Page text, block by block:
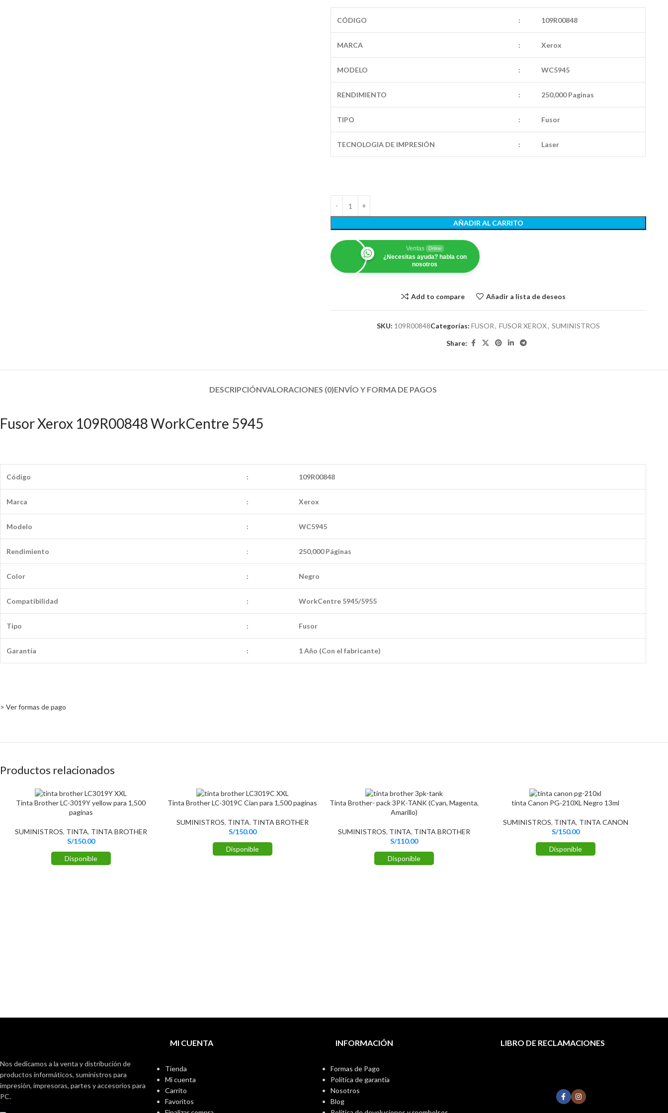
CÓDIGO : 109R00848
MARCA : Xerox
MODELO : WC5945
RENDIMIENTO : 250,000 Paginas
TIPO : Fusor
TECNOLOGIA DE IMPRESIÓN : Laser
AÑADIR AL CARRITO
Ventas Online
¿Necesitas ayuda? habla con
nosotros
Add to compare Añadir a lista de deseos
SKU: 109R00848Categorías: FUSOR, FUSOR XEROX, SUMINISTROS
Share:
DESCRIPCIÓNVALORACIONES (0)ENVÍO Y FORMA DE PAGOS​
Fusor Xerox 109R00848 WorkCentre 5945
Código : 109R00848
Marca : Xerox
Modelo : WC5945
Rendimiento : 250,000 Páginas
Color : Negro
Compatibilidad : WorkCentre 5945/5955
Tipo : Fusor
Garantía : 1 Año (Con el fabricante)
> Ver formas de pago
Productos relacionados
Tinta Brother LC-3019Y yellow para 1,500
paginas
SUMINISTROS, TINTA, TINTA BROTHER
S/150.00
Disponible
Tinta Brother LC-3019C Cian para 1,500 paginas
SUMINISTROS, TINTA, TINTA BROTHER
S/150.00
Disponible
Tinta Brother- pack 3PK-TANK (Cyan, Magenta,
Amarillo)
SUMINISTROS, TINTA, TINTA BROTHER
S/110.00
Disponible
tinta Canon PG-210XL Negro 13ml
SUMINISTROS, TINTA, TINTA CANON
S/150.00
Disponible
Nos dedicamos a la venta y distribución de
productos informáticos, suministros para
impresión, impresoras, partes y accesorios para
PC.
MI CUENTA
Tienda
Mi cuenta
Carrito
Favoritos
INFORMACIÓN
Formas de Pago
Política de garantía
Nosotros
Blog
LIBRO DE RECLAMACIONES